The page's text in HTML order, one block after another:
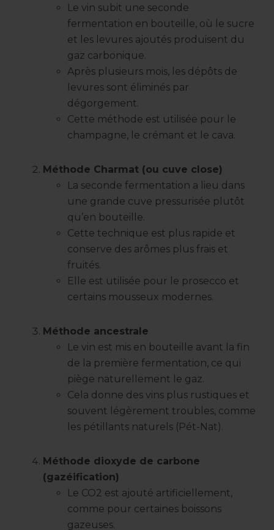
Le vin subit une seconde
fermentation en bouteille, où le sucre
et les levures ajoutés produisent du
gaz carbonique.
Après plusieurs mois, les dépôts de
levures sont éliminés par
dégorgement.
Cette méthode est utilisée pour le
champagne, le crémant et le cava.
Méthode Charmat (ou cuve close)
La seconde fermentation a lieu dans
une grande cuve pressurisée plutôt
qu’en bouteille.
Cette technique est plus rapide et
conserve des arômes plus frais et
fruités.
Elle est utilisée pour le prosecco et
certains mousseux modernes.
Méthode ancestrale
Le vin est mis en bouteille avant la fin
de la première fermentation, ce qui
piège naturellement le gaz.
Cela donne des vins plus rustiques et
souvent légèrement troubles, comme
les pétillants naturels (Pét-Nat).
Méthode dioxyde de carbone
(gazéification)
Le CO2 est ajouté artificiellement,
comme pour certaines boissons
gazeuses.